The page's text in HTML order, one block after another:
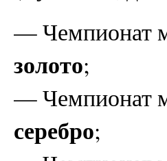
— Чемпионат
золото;
— Чемпионат
серебро;